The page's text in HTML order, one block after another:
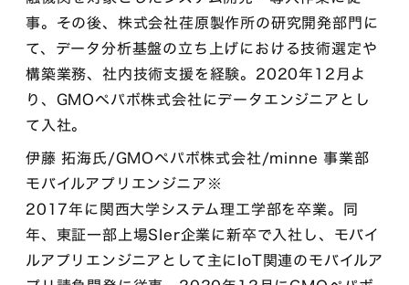
事。その後、株式会社荏原製作所の研究開発部門に
て、データ分析基盤の立ち上げにおける技術選定や
構築業務、社内技術支援を経験。2020年12月よ
り、GMOペパボ株式会社にデータエンジニアとし
て入社。
伊藤 拓海氏/GMOペパボ株式会社/minne 事業部
モバイルアプリエンジニア※
2017年に関西大学システム理工学部を卒業。同
年、東証一部上場SIer企業に新卒で入社し、モバイ
ルアプリエンジニアとして主にIoT関連のモバイルア